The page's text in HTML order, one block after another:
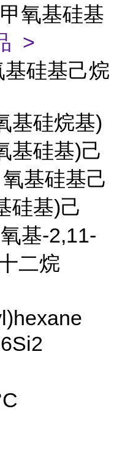
氧基硅基
>
硅基己烷
基硅烷基)
基硅基)己
基硅基己
硅基)己
基-2,11-
二烷